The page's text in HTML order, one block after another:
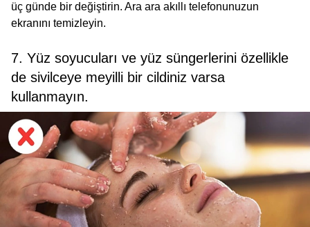
üç günde bir değiştirin. Ara ara akıllı telefonunuzun
ekranını temizleyin.
7. Yüz soyucuları ve yüz süngerlerini özellikle
de sivilceye meyilli bir cildiniz varsa
kullanmayın.